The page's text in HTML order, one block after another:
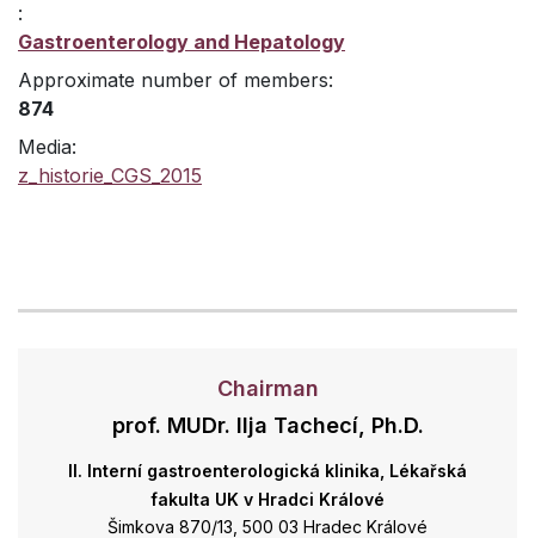
:
Gastroenterology and Hepatology
Approximate number of members:
874
Media:
z_historie_CGS_2015
Chairman
prof. MUDr. Ilja Tachecí, Ph.D.
II. Interní gastroenterologická klinika, Lékařská
fakulta UK v Hradci Králové
Šimkova 870/13, 500 03 Hradec Králové